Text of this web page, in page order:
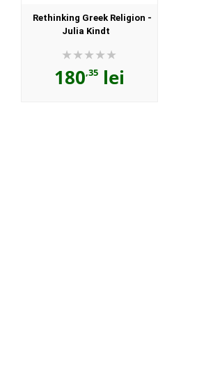
Rethinking Greek Religion -
Julia Kindt
180,35lei